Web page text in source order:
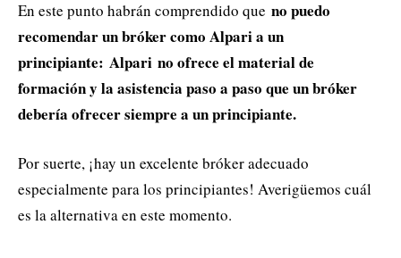
En este punto habrán comprendido que no puedo
recomendar un bróker como Alpari a un
principiante: Alpari no ofrece el material de
formación y la asistencia paso a paso que un bróker
debería ofrecer siempre a un principiante.
Por suerte, ¡hay un excelente bróker adecuado
especialmente para los principiantes! Averigüemos cuál
es la alternativa en este momento.